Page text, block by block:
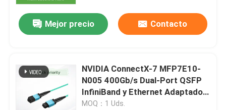
Mejor precio Contacto
NVIDIA ConnectX-7 MFP7E10-
N005 400Gb/s Dual-Port QSFP
InfiniBand y Ethernet Adaptador
NDR, PCIe Gen5
MOQ：1 Uds.